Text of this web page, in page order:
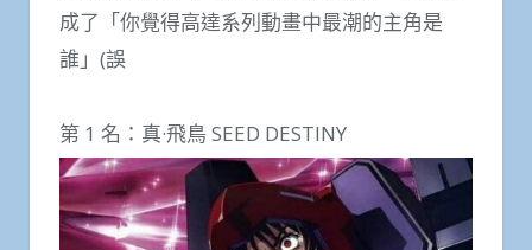
成了「你覺得高達系列動畫中最潮的主角是
誰」(誤
第 1 名：真·飛鳥 SEED DESTINY